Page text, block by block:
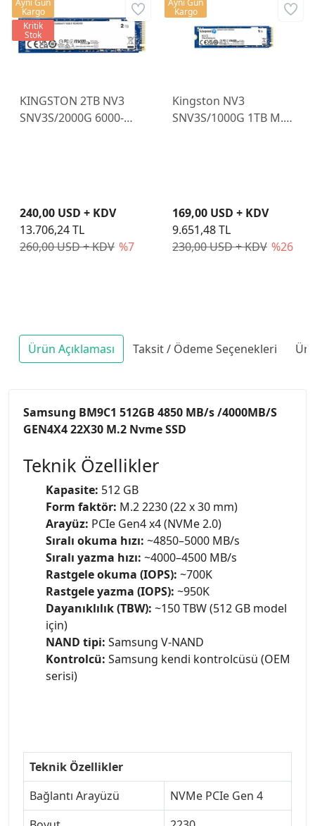
KINGSTON 2TB NV3
SNV3S/2000G 6000-
260,00 USD + KDV %7
240,00 USD + KDV
13.706,24 TL
Aynı Gün
Kargo
Kritik
Stok
Kingston NV3
SNV3S/1000G 1TB M.2
230,00 USD + KDV %26
169,00 USD + KDV
9.651,48 TL
Aynı Gün
Kargo
Ürün Açıklaması Taksit / Ödeme Seçenekleri
Samsung BM9C1 512GB 4850 MB/s /4000MB/S
GEN4X4 22X30 M.2 Nvme SSD
Teknik Özellikler
Kapasite: 512 GB
Form faktör: M.2 2230 (22 x 30 mm)
Arayüz: PCIe Gen4 x4 (NVMe 2.0)
Sıralı okuma hızı: ~4850–5000 MB/s
Sıralı yazma hızı: ~4000–4500 MB/s
Rastgele okuma (IOPS): ~700K
Rastgele yazma (IOPS): ~950K
Dayanıklılık (TBW): ~150 TBW (512 GB model
için)
NAND tipi: Samsung V-NAND
Kontrolcü: Samsung kendi kontrolcüsü (OEM
serisi)
Teknik Özellikler
Bağlantı Arayüzü
NVMe PCIe Gen 4